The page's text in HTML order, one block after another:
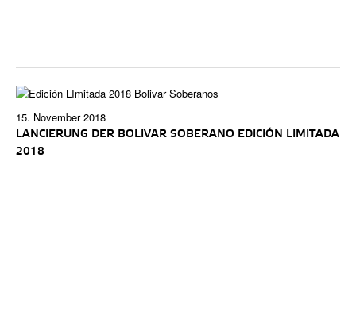
15. November 2018
LANCIERUNG DER BOLIVAR SOBERANO EDICIÓN LIMITADA
2018